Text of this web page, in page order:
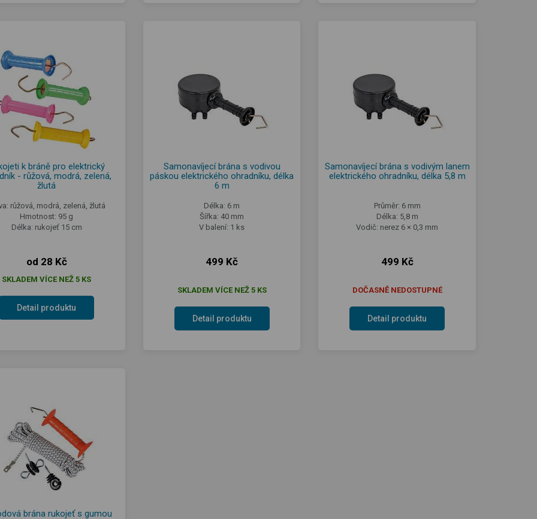
k bráně pro elektrický
- růžová, modrá, zelená,
žlutá
růžová, modrá, zelená, žlutá
Hmotnost: 95 g
Délka: rukojeť 15 cm
od 28 Kč
SKLADEM VÍCE NEŽ 5 KS
Detail produktu
Samonavíjecí brána s vodivou
páskou elektrického ohradníku, délka
6 m
Délka: 6 m
Šířka: 40 mm
V balení: 1 ks
499 Kč
SKLADEM VÍCE NEŽ 5 KS
Detail produktu
Samonavíjecí brána s vodivým lanem
elektrického ohradníku, délka 5,8 m
Průměr: 6 mm
Délka: 5,8 m
Vodič: nerez 6 × 0,3 mm
499 Kč
DOČASNĚ NEDOSTUPNÉ
Detail produktu
brána rukojeť s gumou